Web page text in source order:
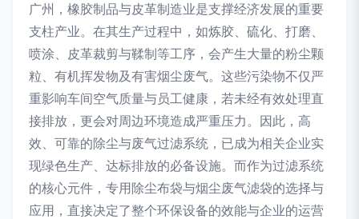
广州，橡胶制品与皮革制造业是支撑经济发展的重要
支柱产业。在其生产过程中，如炼胶、硫化、打磨、
喷涂、皮革裁剪与鞣制等工序，会产生大量的粉尘颗
粒、有机挥发物及有害烟尘废气。这些污染物不仅严
重影响车间空气质量与员工健康，若未经有效处理直
接排放，更会对周边环境造成严重压力。因此，高
效、可靠的除尘与废气过滤系统，已成为相关企业实
现绿色生产、达标排放的必备设施。而作为过滤系统
的核心元件，专用除尘布袋与烟尘废气滤袋的选择与
应用，直接决定了整个环保设备的效能与企业的运营